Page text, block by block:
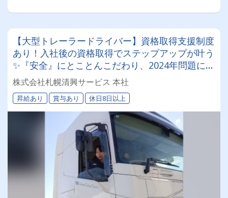
【大型トレーラードライバー】資格取得支援制度
あり！入社後の資格取得でステップアップが叶う
✨『安全』にとことんこだわり、2024年問題にも
徹底対応しています。
株式会社札幌清興サービス 本社
昇給あり 賞与あり 休日8日以上